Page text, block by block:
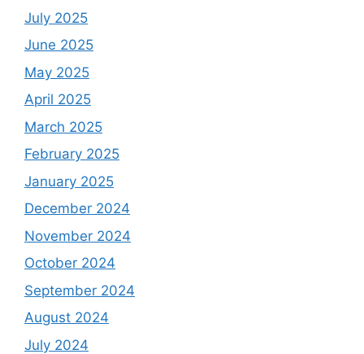
July 2025
June 2025
May 2025
April 2025
March 2025
February 2025
January 2025
December 2024
November 2024
October 2024
September 2024
August 2024
July 2024